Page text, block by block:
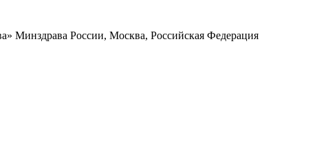
Минздрава России, Москва, Российская Федерация